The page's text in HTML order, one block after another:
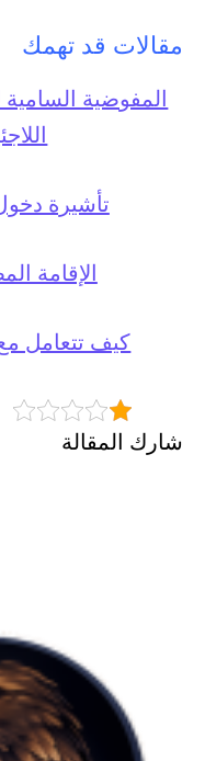
مقالات قد تهمك
المفوضية
تأشيرة
الإقامة
كيف تتعامل
شارك المقالة